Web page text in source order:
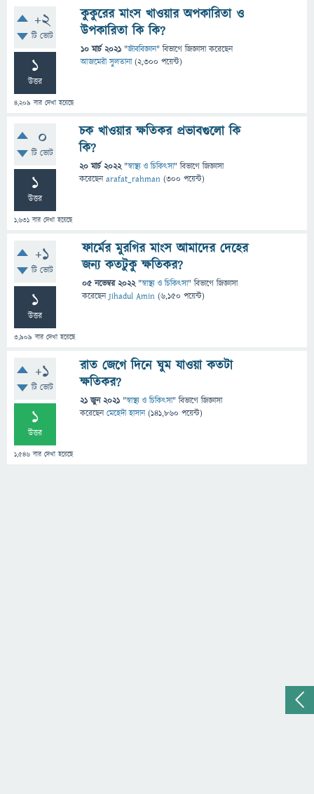
+2
টি ভোট
1
উত্তর
4,209 বার দেখা হয়েছে
কুকুরের মাংস খাওয়ার অপকারিতা ও
উপকারিতা কি কি?
10 মার্চ 2021 "জীববিজ্ঞান" বিভাগে জিজ্ঞাসাকরেছেন
আজমেরী সুলতানা (2,300 পয়েন্ট)
0
টি ভোট
1
উত্তর
1,631 বার দেখা হয়েছে
চক খাওয়ার ক্ষতিকর প্রভাবগুলো কি
কি?
20 মার্চ 2022 "স্বাস্থ্য ও চিকিৎসা" বিভাগে জিজ্ঞাসা
করেছেনarafat_rahman (300 পয়েন্ট)
+1
টি ভোট
1
উত্তর
3,909 বার দেখা হয়েছে
ফার্মের মুরগির মাংস আমাদের দেহের
জন্য কতটুকু ক্ষতিকর?
05 নভেম্বর 2022 "স্বাস্থ্য ও চিকিৎসা" বিভাগে জিজ্ঞাসা
করেছেনJihadul Amin (6,150 পয়েন্ট)
+1
টি ভোট
1
উত্তর
1,546 বার দেখা হয়েছে
রাত জেগে দিনে ঘুম যাওয়া কতটা
ক্ষতিকর?
21 জুন 2021 "স্বাস্থ্য ও চিকিৎসা" বিভাগে জিজ্ঞাসা
করেছেনমেহেদী হাসান (141,860 পয়েন্ট)